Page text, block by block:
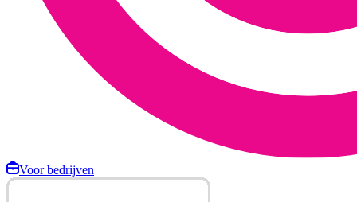
Voor bedrijven